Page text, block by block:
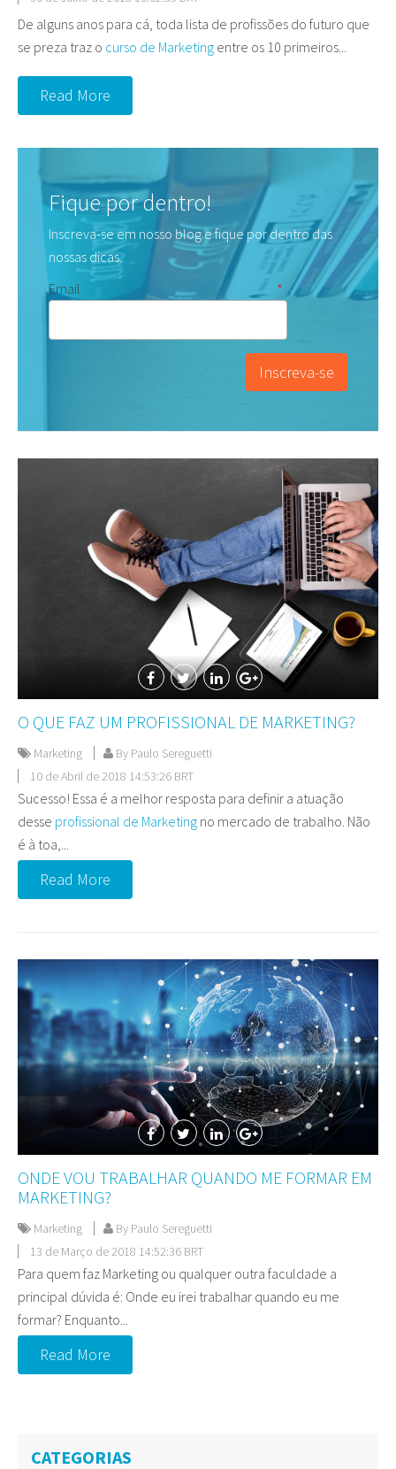
De alguns anos para cá, toda lista de profissões do futuro que
se preza traz o curso de Marketing entre os 10 primeiros...
Read More
Fique por dentro!
Inscreva-se em nosso blog e fique por dentro das
nossas dicas.
Email
*
O QUE FAZ UM PROFISSIONAL DE MARKETING?
Marketing
By Paulo Sereguetti
10 de Abril de 2018 14:53:26 BRT
Sucesso! Essa é a melhor resposta para definir a atuação
desse profissional de Marketing no mercado de trabalho. Não
é à toa,...
Read More
ONDE VOU TRABALHAR QUANDO ME FORMAR EM
MARKETING?
Marketing
By Paulo Sereguetti
13 de Março de 2018 14:52:36 BRT
Para quem faz Marketing ou qualquer outra faculdade a
principal dúvida é: Onde eu irei trabalhar quando eu me
formar? Enquanto...
Read More
CATEGORIAS